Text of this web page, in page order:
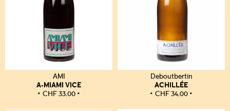
AMI
A-MIAMI VICE
CHF33.00
Deboutbertin
ACHILLÉE
CHF34.00